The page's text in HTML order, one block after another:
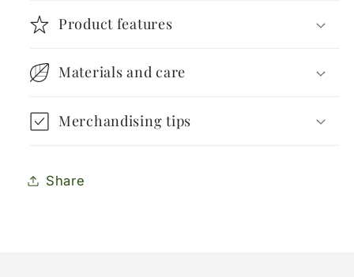
Product features
Materials and care
Merchandising tips
Share